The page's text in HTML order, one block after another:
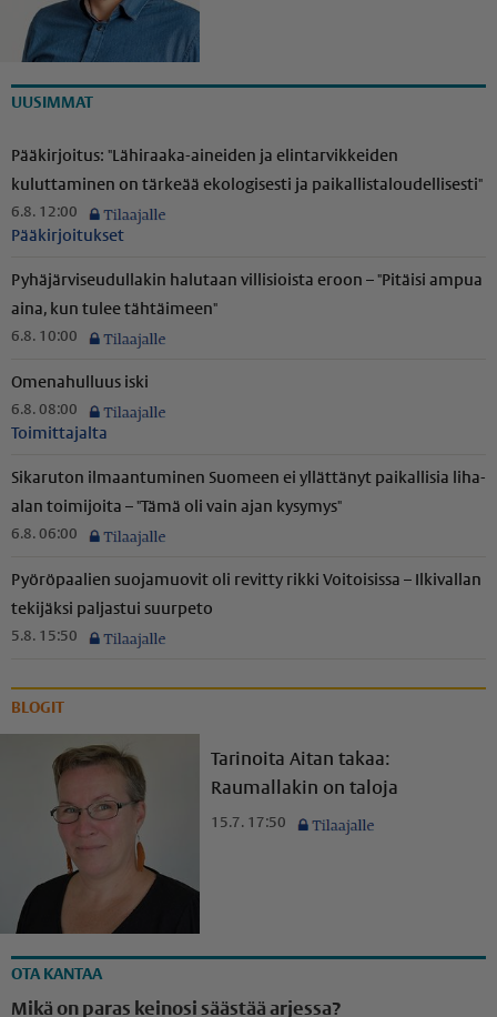
UUSIMMAT
Pääkirjoitus: "Lähiraaka-aineiden ja elintarvikkeiden
kuluttaminen on tärkeää ekologisesti ja paikal­lis­ta­lou­del­li­sesti"
6.8. 12:00
Pääkirjoitukset
Pyhäjär­vi­seu­dul­lakin halutaan villisioista eroon – "Pitäisi ampua
aina, kun tulee tähtäimeen"
6.8. 10:00
Omenahulluus iski
6.8. 08:00
Toimittajalta
Sikaruton ilmaantuminen Suomeen ei yllättänyt paikallisia liha-
alan toimijoita – "Tämä oli vain ajan kysymys"
6.8. 06:00
Pyöröpaalien suojamuovit oli revitty rikki Voitoisissa – Ilkivallan
tekijäksi paljastui suurpeto
5.8. 15:50
BLOGIT
Tarinoita Aitan takaa:
Raumallakin on taloja
15.7. 17:50
OTA KANTAA
Mikä on paras keinosi säästää arjessa?